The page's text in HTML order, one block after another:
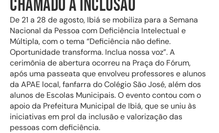
CHAMADO À INCLUSÃO
De 21 a 28 de agosto, Ibiá se mobiliza para a Semana
Nacional da Pessoa com Deficiência Intelectual e
Múltipla, com o tema “Deficiência não define.
Oportunidade transforma. Inclua nossa voz”. A
cerimônia de abertura ocorreu na Praça do Fórum,
após uma passeata que envolveu professores e alunos
da APAE local, fanfarra do Colégio São José, além dos
alunos de Escolas Municipais. O evento contou com o
apoio da Prefeitura Municipal de Ibiá, que se uniu às
iniciativas em prol da inclusão e valorização das
pessoas com deficiência.